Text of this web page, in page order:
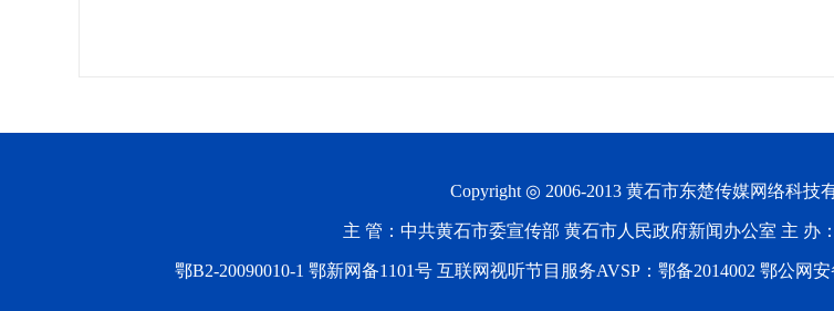
Copyright ◎ 2006-2013 黄石市东楚传媒网络科技
主 管：中共黄石市委宣传部 黄石市人民政府新闻办公室 主 办
鄂B2-20090010-1 鄂新网备1101号 互联网视听节目服务AVSP：鄂备2014002 鄂公网安